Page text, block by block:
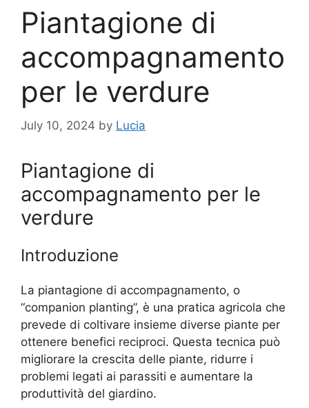
Piantagione di
accompagnamento
per le verdure
July 10, 2024 by Lucia
Piantagione di
accompagnamento per le
verdure
Introduzione
La piantagione di accompagnamento, o
“companion planting”, è una pratica agricola che
prevede di coltivare insieme diverse piante per
ottenere benefici reciproci. Questa tecnica può
migliorare la crescita delle piante, ridurre i
problemi legati ai parassiti e aumentare la
produttività del giardino.